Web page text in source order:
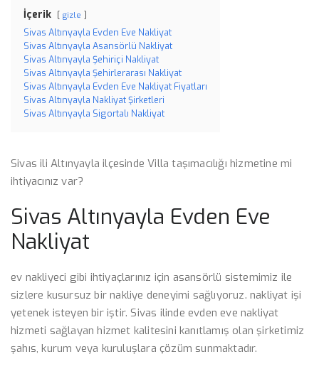
İçerik gizle
Sivas Altınyayla Evden Eve Nakliyat
Sivas Altınyayla Asansörlü Nakliyat
Sivas Altınyayla Şehiriçi Nakliyat
Sivas Altınyayla Şehirlerarası Nakliyat
Sivas Altınyayla Evden Eve Nakliyat Fiyatları
Sivas Altınyayla Nakliyat Şirketleri
Sivas Altınyayla Sigortalı Nakliyat
Sivas ili Altınyayla ilçesinde Villa taşımacılığı hizmetine mi
ihtiyacınız var?
Sivas Altınyayla Evden Eve
Nakliyat
ev nakliyeci gibi ihtiyaçlarınız için asansörlü sistemimiz ile
sizlere kusursuz bir nakliye deneyimi sağlıyoruz. nakliyat işi
yetenek isteyen bir iştir. Sivas ilinde evden eve nakliyat
hizmeti sağlayan hizmet kalitesini kanıtlamış olan şirketimiz
şahıs, kurum veya kuruluşlara çözüm sunmaktadır.